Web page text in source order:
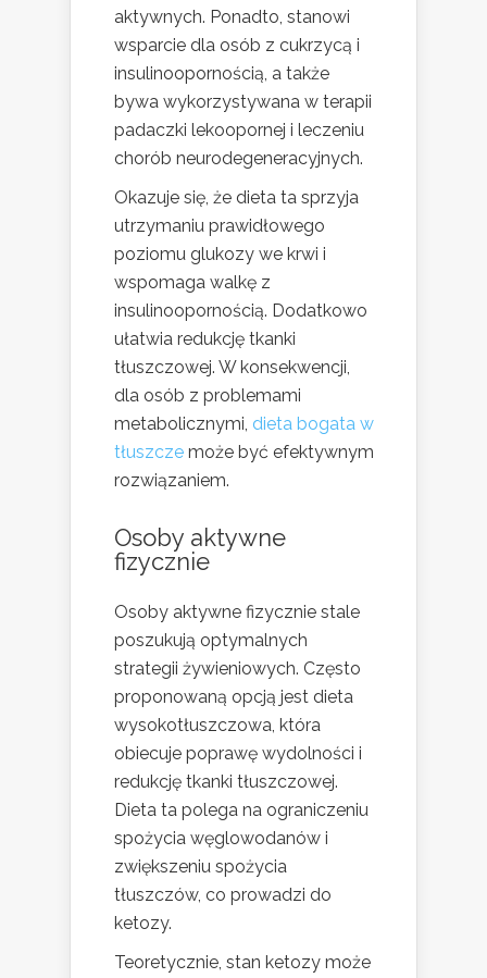
aktywnych. Ponadto, stanowi
wsparcie dla osób z cukrzycą i
insulinoopornością, a także
bywa wykorzystywana w terapii
padaczki lekoopornej i leczeniu
chorób neurodegeneracyjnych.
Okazuje się, że dieta ta sprzyja
utrzymaniu prawidłowego
poziomu glukozy we krwi i
wspomaga walkę z
insulinoopornością. Dodatkowo
ułatwia redukcję tkanki
tłuszczowej. W konsekwencji,
dla osób z problemami
metabolicznymi, dieta bogata w
tłuszcze może być efektywnym
rozwiązaniem.
Osoby aktywne
fizycznie
Osoby aktywne fizycznie stale
poszukują optymalnych
strategii żywieniowych. Często
proponowaną opcją jest dieta
wysokotłuszczowa, która
obiecuje poprawę wydolności i
redukcję tkanki tłuszczowej.
Dieta ta polega na ograniczeniu
spożycia węglowodanów i
zwiększeniu spożycia
tłuszczów, co prowadzi do
ketozy.
Teoretycznie, stan ketozy może